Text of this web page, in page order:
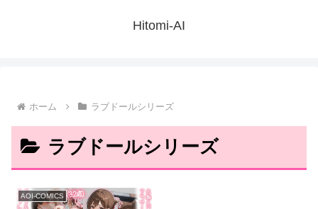
Hitomi-AI
ホーム ラブドールシリーズ
ラブドールシリーズ
AOI-COMICS